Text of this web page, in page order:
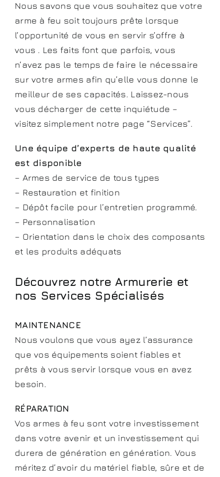
Nous savons que vous souhaitez que votre
arme à feu soit toujours prête lorsque
l’opportunité de vous en servir s’offre à
vous . Les faits font que parfois, vous
n’avez pas le temps de faire le nécessaire
sur votre armes afin qu’elle vous donne le
meilleur de ses capacités. Laissez-nous
vous décharger de cette inquiétude –
visitez simplement notre page “Services”.
Une équipe d’experts de haute qualité
est disponible
– Armes de service de tous types
– Restauration et finition
– Dépôt facile pour l’entretien programmé.
– Personnalisation
– Orientation dans le choix des composants
et les produits adéquats
Découvrez notre Armurerie et
nos Services Spécialisés
MAINTENANCE
Nous voulons que vous ayez l’assurance
que vos équipements soient fiables et
prêts à vous servir lorsque vous en avez
besoin.
RÉPARATION
Vos armes à feu sont votre investissement
dans votre avenir et un investissement qui
durera de génération en génération. Vous
méritez d’avoir du matériel fiable, sûre et de